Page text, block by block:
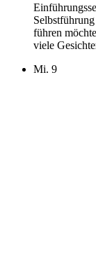
führen
viele
Mi. 9